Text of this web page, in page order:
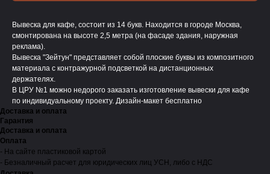
Вывеска для кафе, состоит из 14 букв. Находится в городе Москва,
смонтирована на высоте 2,5 метра (на фасаде здания, наружная
реклама).
Вывеска "Зейтун" представляет собой плоские буквы из композитного
материала с контражурной подсветкой на дистанционных
держателях.
В ЦРУ №1 можно недорого заказать изготовление вывески для кафе
по индивидуальному проекту. Дизайн-макет бесплатно
Доставка и оплата
Гарантия
Доставка и оплата
Оплата
- На сайте пластиковой картой
- Безналичный расчет для юридических лиц УСН, либо с НДС